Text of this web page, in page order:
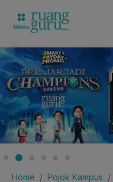
Home Pojok Kampus